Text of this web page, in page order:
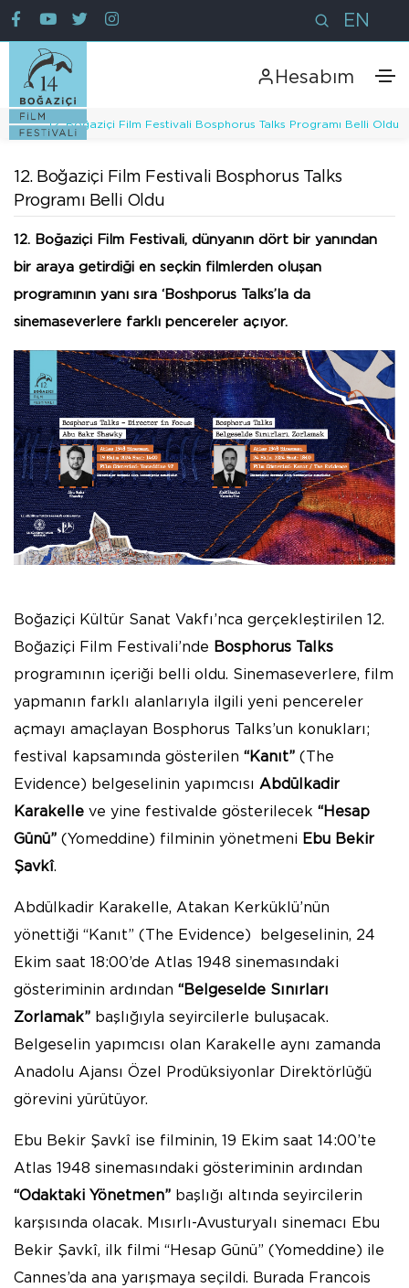
EN
Hesabım
12. Boğaziçi Film Festivali Bosphorus Talks Programı Belli Oldu
12. Boğaziçi Film Festivali Bosphorus Talks
Programı Belli Oldu
12. Boğaziçi Film Festivali, dünyanın dört bir yanından
bir araya getirdiği en seçkin filmlerden oluşan
programının yanı sıra ‘Boshporus Talks’la da
sinemaseverlere farklı pencereler açıyor.
Boğaziçi Kültür Sanat Vakfı’nca gerçekleştirilen 12.
Boğaziçi Film Festivali’nde Bosphorus Talks
programının içeriği belli oldu. Sinemaseverlere, film
yapmanın farklı alanlarıyla ilgili yeni pencereler
açmayı amaçlayan Bosphorus Talks’un konukları;
festival kapsamında gösterilen “Kanıt” (The
Evidence) belgeselinin yapımcısı Abdülkadir
Karakelle ve yine festivalde gösterilecek “Hesap
Günü” (Yomeddine) filminin yönetmeni Ebu Bekir
Şavkî.
Abdülkadir Karakelle, Atakan Kerküklü’nün
yönettiği “Kanıt” (The Evidence) belgeselinin, 24
Ekim saat 18:00’de Atlas 1948 sinemasındaki
gösteriminin ardından “Belgeselde Sınırları
Zorlamak” başlığıyla seyircilerle buluşacak.
Belgeselin yapımcısı olan Karakelle aynı zamanda
Anadolu Ajansı Özel Prodüksiyonlar Direktörlüğü
görevini yürütüyor.
Ebu Bekir Şavkî ise filminin, 19 Ekim saat 14:00’te
Atlas 1948 sinemasındaki gösteriminin ardından
“Odaktaki Yönetmen” başlığı altında seyircilerin
karşısında olacak. Mısırlı-Avusturyalı sinemacı Ebu
Bekir Şavkî, ilk filmi “Hesap Günü” (Yomeddine) ile
Cannes’da ana yarışmaya seçildi. Burada Francois